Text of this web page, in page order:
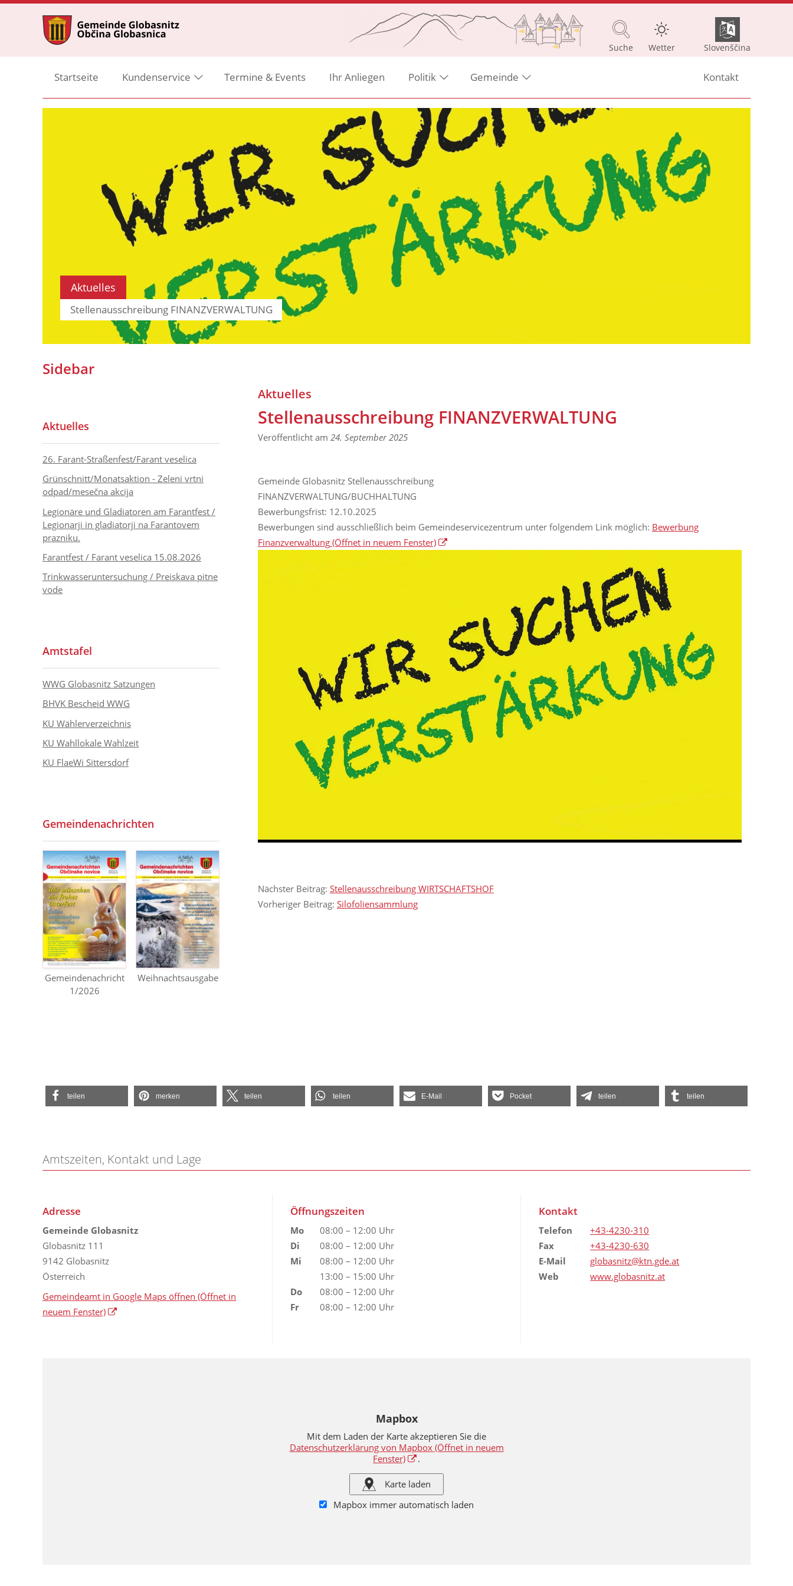
Suche Wetter Slovenščina
Startseite Kundenservice Termine & Events Ihr Anliegen Politik Gemeinde Kontakt
Aktuelles
Stellenausschreibung FINANZVERWALTUNG
Aktuelles
Stellenausschreibung FINANZVERWALTUNG
Veröffentlicht am 24. September 2025
Gemeinde Globasnitz Stellenausschreibung
FINANZVERWALTUNG/BUCHHALTUNG
Bewerbungsfrist: 12.10.2025
Bewerbungen sind ausschließlich beim Gemeindeservicezentrum unter folgendem Link möglich: Bewerbung
Finanzverwaltung (Öffnet in neuem Fenster)
Nächster Beitrag: Stellenausschreibung WIRTSCHAFTSHOF
Vorheriger Beitrag: Silofoliensammlung
Sidebar
Aktuelles
26. Farant-Straßenfest/Farant veselica
Grünschnitt/Monatsaktion - Zeleni vrtni
odpad/mesečna akcija
Legionäre und Gladiatoren am Farantfest /
Legionarji in gladiatorji na Farantovem
prazniku.
Farantfest / Farant veselica 15.08.2026
Trinkwasseruntersuchung / Preiskava pitne
vode
Amtstafel
WWG Globasnitz Satzungen
BHVK Bescheid WWG
KU Wählerverzeichnis
KU Wahllokale Wahlzeit
KU FlaeWi Sittersdorf
Gemeindenachrichten
Gemeindenachricht
1/2026
Weihnachtsausgabe
teilen merken teilen teilen E-Mail Pocket teilen teilen
Amtszeiten, Kontakt und Lage
Adresse
Gemeinde Globasnitz
Globasnitz 111
9142 Globasnitz
Österreich
Gemeindeamt in Google Maps öffnen (Öffnet in
neuem Fenster)
Öffnungszeiten
Mo
08:00 – 12:00 Uhr
Di
08:00 – 12:00 Uhr
Mi
08:00 – 12:00 Uhr
13:00 – 15:00 Uhr
Do
08:00 – 12:00 Uhr
Fr
08:00 – 12:00 Uhr
Kontakt
Telefon
+43-4230-310
Fax
+43-4230-630
E-Mail
globasnitz@ktn.gde.at
Web
www.globasnitz.at
Mapbox
Mit dem Laden der Karte akzeptieren Sie die
Datenschutzerklärung von Mapbox(Öffnet in neuem
Fenster)
.
Karte laden
Mapbox immer automatisch laden